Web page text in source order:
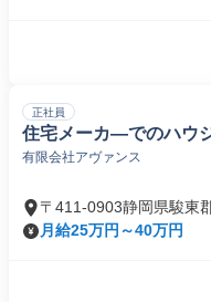
正社員
住宅メーカ―でのハウ
有限会社アヴァンス
〒411-0903静岡県駿東
月給25万円～40万円